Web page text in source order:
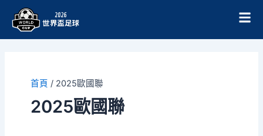
首頁 / 2025歐國聯
2025歐國聯